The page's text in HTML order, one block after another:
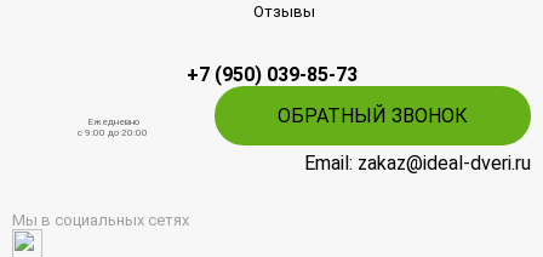
Отзывы
+7 (950) 039-85-73
Ежедневно
c 9:00 до 20:00
ОБРАТНЫЙ ЗВОНОК
Email: zakaz@ideal-dveri.ru
Мы в социальных сетях